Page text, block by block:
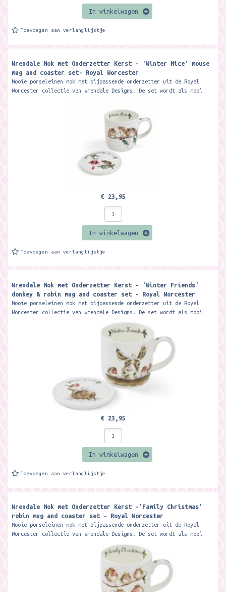
In winkelwagen
Toevoegen aan verlanglijstje
Wrendale Mok met Onderzetter Kerst - 'Winter Mice' mouse
mug and coaster set- Royal Worcester
Mooie porseleinen mok met bijpassende onderzetter uit de Royal
Worcester collectie van Wrendale Designs. De set wordt als mooi
€ 23,95
In winkelwagen
Toevoegen aan verlanglijstje
Wrendale Mok met Onderzetter Kerst - 'Winter Friends'
donkey & robin mug and coaster set - Royal Worcester
Mooie porseleinen mok met bijpassende onderzetter uit de Royal
Worcester collectie van Wrendale Designs. De set wordt als mooi
€ 23,95
In winkelwagen
Toevoegen aan verlanglijstje
Wrendale Mok met Onderzetter Kerst -'Family Christmas'
robin mug and coaster set - Royal Worcester
Mooie porseleinen mok met bijpassende onderzetter uit de Royal
Worcester collectie van Wrendale Designs. De set wordt als mooi